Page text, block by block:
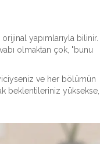
yapımlarıyla bilinir.
olmaktan çok, "bunu
ve her bölümün
beklentileriniz yüksekse,